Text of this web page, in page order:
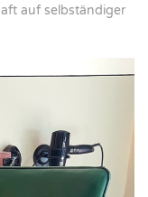
auf selbständiger